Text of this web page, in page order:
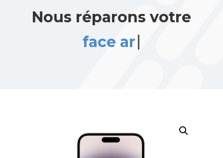
Nous réparons votre
face arrière